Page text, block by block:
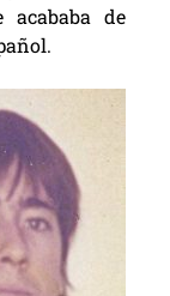
acababa de